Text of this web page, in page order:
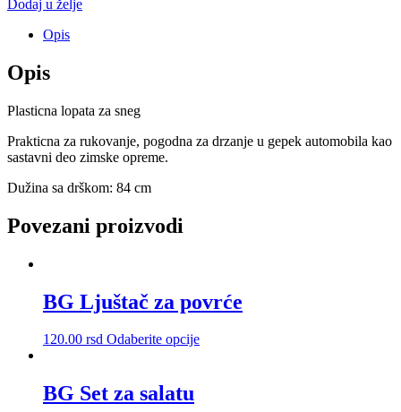
mala
količina
Dodaj u želje
Opis
Opis
Plasticna lopata za sneg
Prakticna za rukovanje, pogodna za drzanje u gepek automobila kao
sastavni deo zimske opreme.
Dužina sa drškom: 84 cm
Povezani proizvodi
BG Ljuštač za povrće
120.00 rsd Odaberite opcijeOvaj
BG Set za salatu